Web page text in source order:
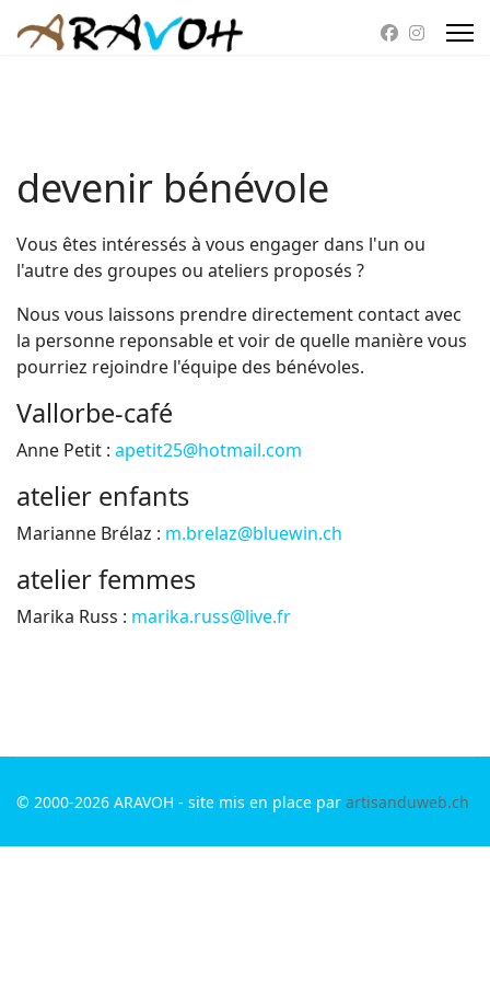
devenir bénévole
Vous êtes intéressés à vous engager dans l'un ou
l'autre des groupes ou ateliers proposés ?
Nous vous laissons prendre directement contact avec
la personne reponsable et voir de quelle manière vous
pourriez rejoindre l'équipe des bénévoles.
Vallorbe-café
Anne Petit : apetit25@hotmail.com
atelier enfants
Marianne Brélaz : m.brelaz@bluewin.ch
atelier femmes
Marika Russ : marika.russ@live.fr
© 2000-2026 ARAVOH - site mis en place par artisanduweb.ch